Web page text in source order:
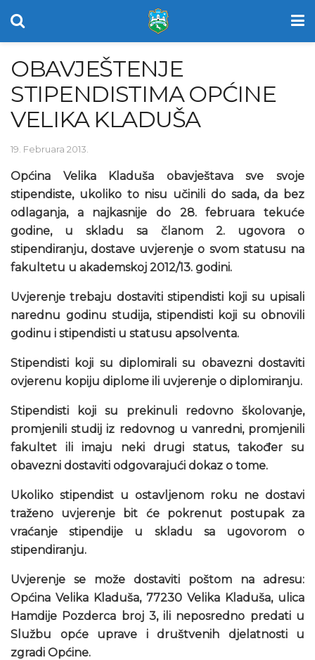
OBAVJEŠTENJE
STIPENDISTIMA OPĆINE
VELIKA KLADUŠA
19. Februara 2013.
Općina Velika Kladuša obavještava sve svoje
stipendiste, ukoliko to nisu učinili do sada, da bez
odlaganja, a najkasnije do 28. februara tekuće
godine, u skladu sa članom 2. ugovora o
stipendiranju, dostave uvjerenje o svom statusu na
fakultetu u akademskoj 2012/13. godini.
Uvjerenje trebaju dostaviti stipendisti koji su upisali
narednu godinu studija, stipendisti koji su obnovili
godinu i stipendisti u statusu apsolventa.
Stipendisti koji su diplomirali su obavezni dostaviti
ovjerenu kopiju diplome ili uvjerenje o diplomiranju.
Stipendisti koji su prekinuli redovno školovanje,
promjenili studij iz redovnog u vanredni, promjenili
fakultet ili imaju neki drugi status, također su
obavezni dostaviti odgovarajući dokaz o tome.
Ukoliko stipendist u ostavljenom roku ne dostavi
traženo uvjerenje bit će pokrenut postupak za
vraćanje stipendije u skladu sa ugovorom o
stipendiranju.
Uvjerenje se može dostaviti poštom na adresu:
Općina Velika Kladuša, 77230 Velika Kladuša, ulica
Hamdije Pozderca broj 3, ili neposredno predati u
Službu opće uprave i društvenih djelatnosti u
zgradi Općine.